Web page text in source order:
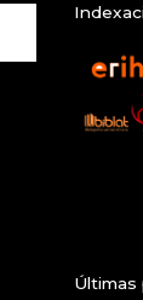
Últimas